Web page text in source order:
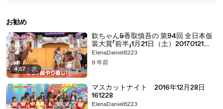
お勧め
4:57 | 次
欽ちゃん&香取慎吾の 第94回 全日本仮
装大賞「前半」1月21日（土）20170121
part 2/2
ElenaDaniel6223
9 年前
マスカットナイト 2016年12月28日
161228
ElenaDaniel6223